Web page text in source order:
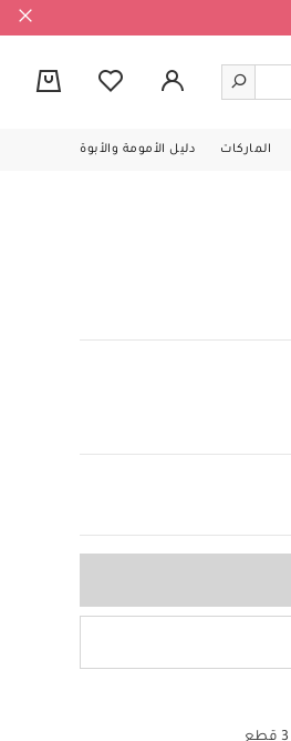
الماركات دليل الأمومة والأبوة